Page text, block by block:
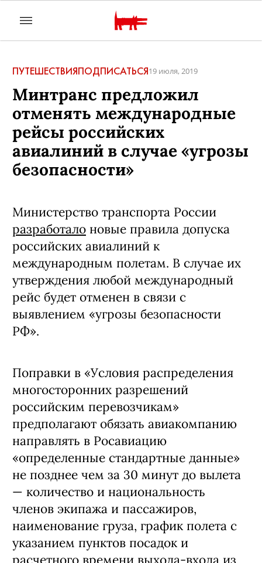
ПУТЕШЕСТВИЯПОДПИСАТЬСЯ19 июля, 2019
Минтранс предложил
отменять международные
рейсы российских
авиалиний в случае «угрозы
безопасности»
Министерство транспорта России
разработало новые правила допуска
российских авиалиний к
международным полетам. В случае их
утверждения любой международный
рейс будет отменен в связи с
выявлением «угрозы безопасности
РФ».
Поправки в «Условия распределения
многосторонних разрешений
российским перевозчикам»
предполагают обязать авиакомпанию
направлять в Росавиацию
«определенные стандартные данные»
не позднее чем за 30 минут до вылета
— количество и национальность
членов экипажа и пассажиров,
наименование груза, график полета с
указанием пунктов посадок и
расчетного времени выхода-входа из